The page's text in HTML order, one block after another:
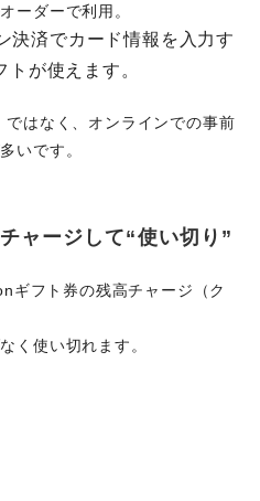
ーダーで利用。
決済でカード情報を入力す
が使えます。
ではなく、オンラインでの事前
いです。
ャージして“使い切り”
ギフト券の残高チャージ（ク
く使い切れます。